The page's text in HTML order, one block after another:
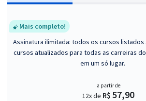
Mais completo!
Assinatura ilimitada: todos os cursos listados
cursos atualizados para todas as carreiras
em um só lugar.
a partir de
12x de R$ 57,90